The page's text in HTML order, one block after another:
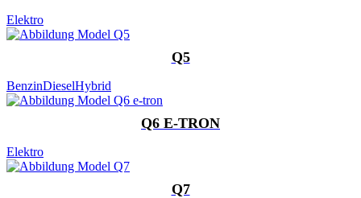
Elektro
Q5
BenzinDieselHybrid
Q6 E-TRON
Elektro
Q7